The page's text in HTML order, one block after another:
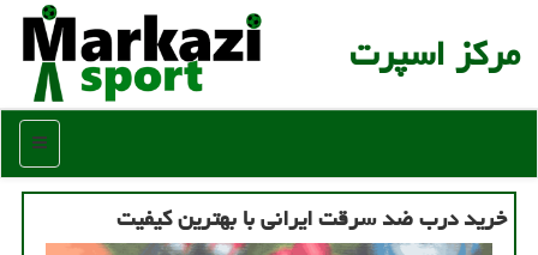
مركز اسپرت
منو
خرید درب ضد سرقت ایرانی با بهترین کیفیت